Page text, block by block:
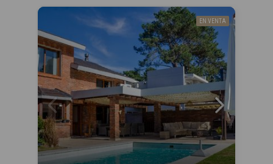
EN VENTA